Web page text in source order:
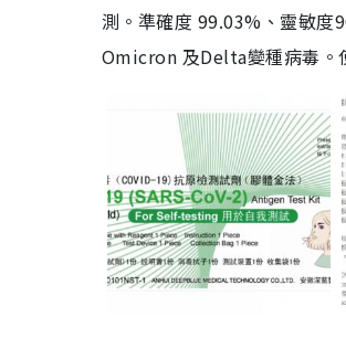
測。準確度 99.03%、靈敏度
Omicron 及Delta變種病毒。